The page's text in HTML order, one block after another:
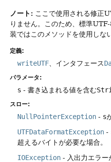
ノート: ここで使用される修正
りません。このため、標準
装ではこのメソッドを使用しな
定義:
writeUTF 、インタフェース
パラメータ:
s - 書き込まれる値を含む
スロー:
NullPointerException - s
UTFDataFormatException -
超えるバイトが必要な場合。
IOException - 入出力エラー